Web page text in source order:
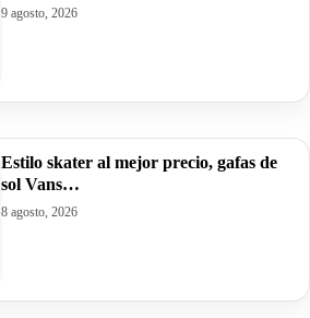
9 agosto, 2026
Estilo skater al mejor precio, gafas de
sol Vans…
8 agosto, 2026